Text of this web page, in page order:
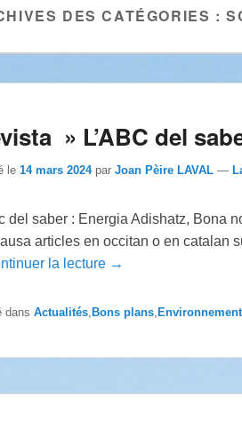
DES CATÉGORIES :
» L’ABC del
le 14 mars 2024 par Joan Pèire LAVAL —
del saber : Energia Adishatz, Bona
articles en occitan o en catalan
la lecture →
dans Actualités Bons plans Environnement